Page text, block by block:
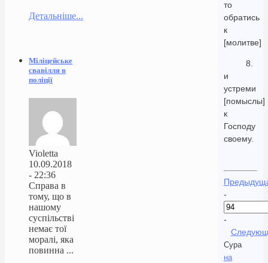
то
обратись
к
[молитве]
8.
и
устреми
[помыслы]
к
Господу
своему.
-
-
Сура
на
Детальніше...
Міліцейське
свавілля в
поліції
Violetta
10.09.2018
- 22:36
Справа в
тому, що в
нашому
суспільстві
немає тої
моралі, яка
повинна ...